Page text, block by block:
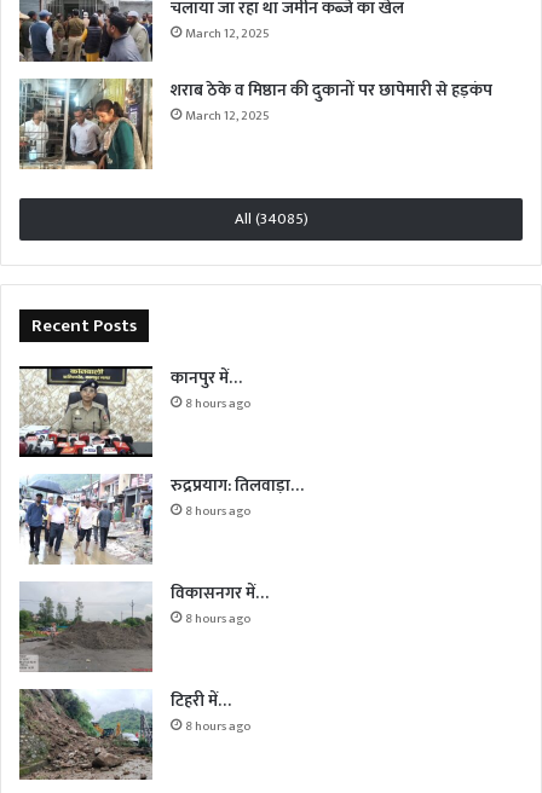
चलाया जा रहा था जमीन कब्जे का खेल
March 12, 2025
शराब ठेके व मिष्ठान की दुकानों पर छापेमारी से हड़कंप
March 12, 2025
All (34085)
Recent Posts
कानपुर में…
8 hours ago
रुद्रप्रयाग: तिलवाड़ा…
8 hours ago
विकासनगर में…
8 hours ago
टिहरी में…
8 hours ago